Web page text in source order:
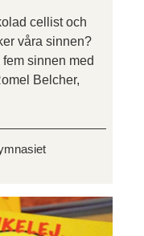
cellist och
våra sinnen?
sinnen med
Belcher,